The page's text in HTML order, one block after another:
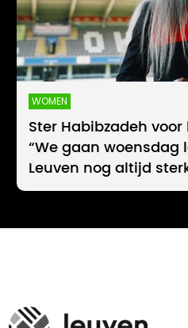
WOMEN
Ster Habibzadeh
“We gaan woensdag
Leuven nog altijd